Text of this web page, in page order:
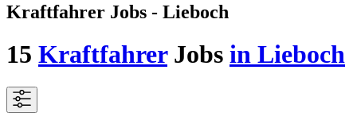
Kraftfahrer Jobs - Lieboch
15 KraftfahrerJobs in Lieboch